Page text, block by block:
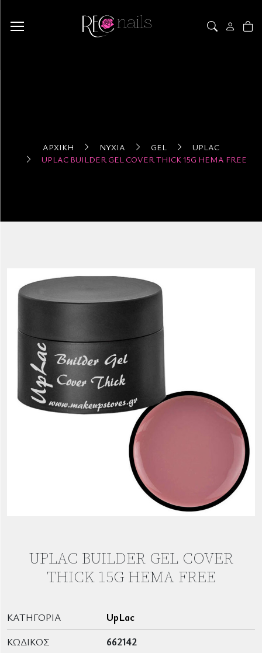
ΑΡΧΙΚΉ ΝΎΧΙΑ GEL
UPLAC
UPLAC BUILDER GEL COVER THICK 15G HEMA FREE
UPLAC BUILDER GEL COVER
THICK 15G HEMA FREE
ΚΑΤΗΓΟΡΊΑ
UpLac
ΚΩΔΙΚΌΣ
662142